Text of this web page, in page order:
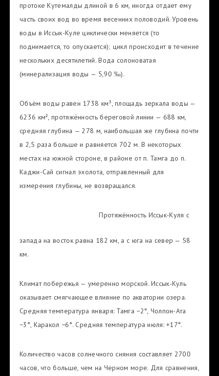
протоке Кутемалды длиной в 6 км, иногда отдает ему
часть своих вод во время весенних половодий. Уровень
воды в Иссык-Куле циклически меняется (то
поднимается, то опускается); цикл происходит в течение
нескольких десятилетий. Вода солоноватая
(минерализация воды — 5,90 ‰).
Объём воды равен 1738 км³, площадь зеркала воды —
6236 км², протяжённость береговой линии — 688 км,
средняя глубина — 278 м, наибольшая же глубина почти
в 2,5 раза больше и равняется 702 м. В некоторых
местах на южной стороне, в районе от п. Тамга до п.
Каджи-Сай сигнал эхолота, отправленный для
измерения глубины, не возвращался.
Протяжённость Иссык-Куля с
запада на восток равна 182 км, а с юга на север — 58
км.
Климат побережья — умеренно морской. Иссык-Куль
оказывает смягчающее влияние по акватории озера.
Средняя температура января: Тамга −2°, Чолпон-Ата
−3°, Каракол −6°. Средняя температура июля: +17°.
Количество часов солнечного сияния составляет 2700
часов, что больше, чем на Черном море. Для сравнения,